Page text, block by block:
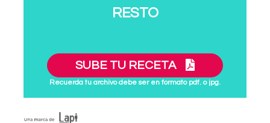
RESTO
SUBE TU RECETA
Recuerda tu archivo debe ser en formato pdf. o jpg.